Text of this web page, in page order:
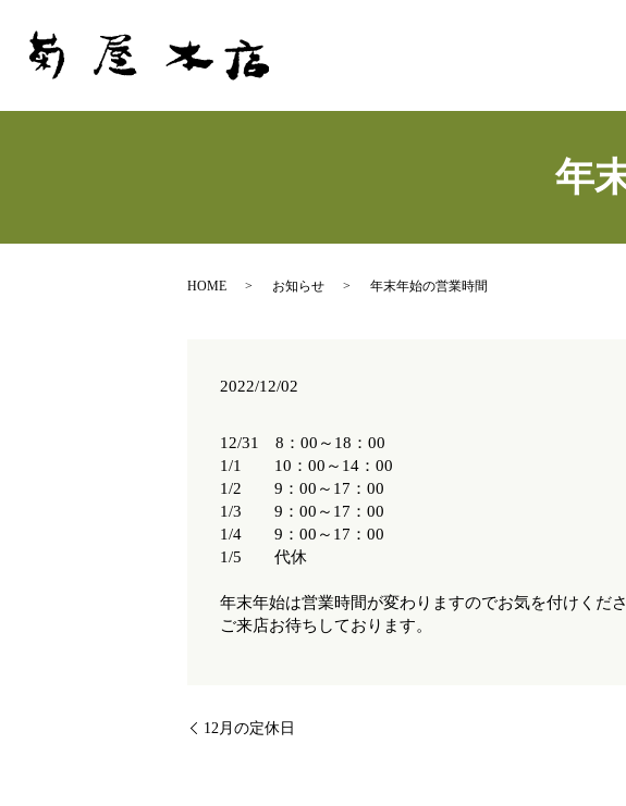
年
HOME お知らせ 年末年始の営業時間
2022/12/02
12/31 8：00～18：00
1/1 10：00～14：00
1/2 9：00～17：00
1/3 9：00～17：00
1/4 9：00～17：00
1/5 代休
年末年始は営業時間が変わりますのでお気を付けくださ
ご来店お待ちしております。
12月の定休日